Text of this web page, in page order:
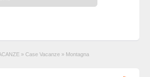
» Case Vacanze » Montagna